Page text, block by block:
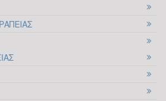
σε αυτές παρατηρήθηκε
περίπου στο 50%, σε